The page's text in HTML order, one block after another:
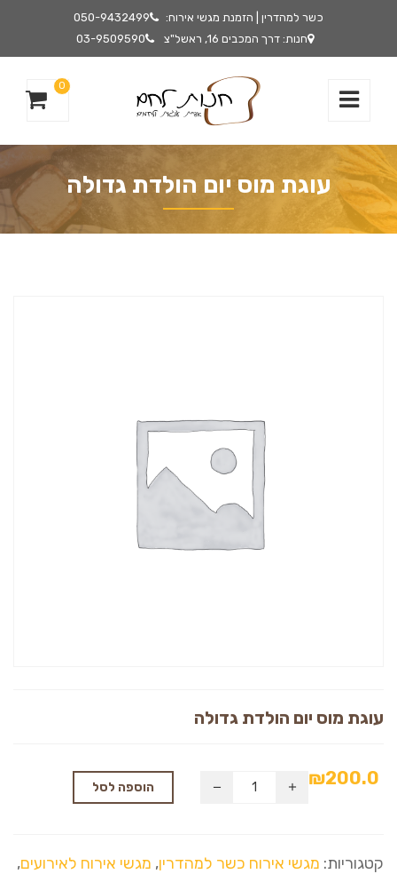
כשר למהדרין | הזמנת מגשי אירוח:
050-9432499
חנות: דרך המכבים 16, ראשל"צ
03-9509590
0
עוגת מוס יום הולדת גדולה
עוגת מוס יום הולדת גדולה
₪200.0 הוספה לסל
קטגוריות: מגשי אירוח כשר למהדרין, מגשי אירוח לאירועים,